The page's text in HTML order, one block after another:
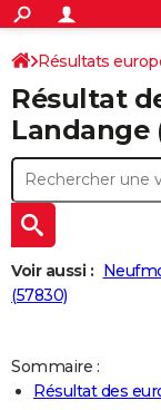
ACTUALITÉS
Politique
Société
Faits Divers
Education
Monde
Villes
+
SPORT
Coupe du monde
Football
Tennis
Cyclisme
Rugby
Forum
CULTURE
Programme TV
TNT
Streaming
Cinéma
Sorties cinéma
Musique
+
FINANCE
Retraite
Impôts
Epargne
Immobilier
Risques naturels par
Banque
Assurance
Crédit
AUTO
Essais
Réserver un essai
Citadines
Berlines
SUV
Forum auto
+
HIGH-TECH
Mobiles
Meilleur smartphone
Internet
Ordinateurs
Jeux vidéo
Guide high-tech
+
BRICOLAGE
Guides de France
Escapades
Patrimoine
Expositions
Musées
Week-end nature
LIFESTYLE
Résultats
Résultat
Landange
Voir aussi :
(57830)
Sommaire :
Résultat des